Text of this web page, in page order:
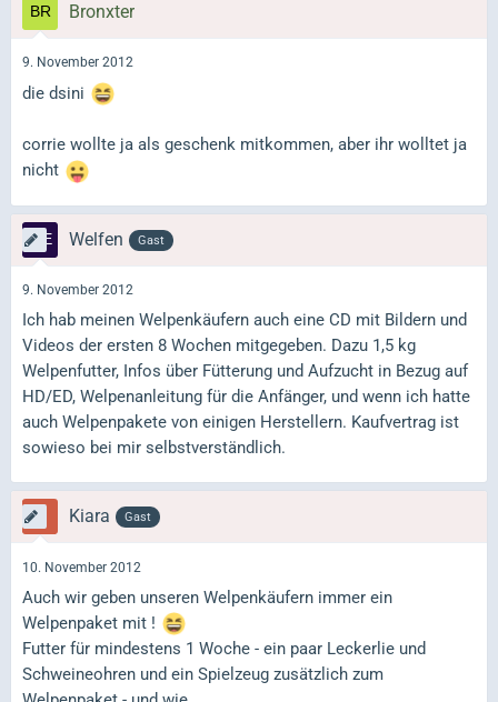
Bronxter
9. November 2012
die dsini
corrie wollte ja als geschenk mitkommen, aber ihr wolltet ja
nicht
Welfen Gast
9. November 2012
Ich hab meinen Welpenkäufern auch eine CD mit Bildern und
Videos der ersten 8 Wochen mitgegeben. Dazu 1,5 kg
Welpenfutter, Infos über Fütterung und Aufzucht in Bezug auf
HD/ED, Welpenanleitung für die Anfänger, und wenn ich hatte
auch Welpenpakete von einigen Herstellern. Kaufvertrag ist
sowieso bei mir selbstverständlich.
Kiara Gast
10. November 2012
Auch wir geben unseren Welpenkäufern immer ein
Welpenpaket mit !
Futter für mindestens 1 Woche - ein paar Leckerlie und
Schweineohren und ein Spielzeug zusätzlich zum